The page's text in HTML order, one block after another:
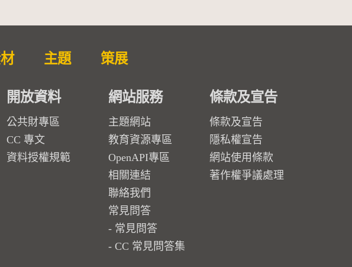
主題 策展
開放資料
公共財專區
CC 專文
資料授權規範
網站服務
主題網站
教育資源專區
OpenAPI專區
相關連結
聯絡我們
常見問答
常見問答
CC 常見問答集
條款及宣告
條款及宣告
隱私權宣告
網站使用條款
著作權爭議處理